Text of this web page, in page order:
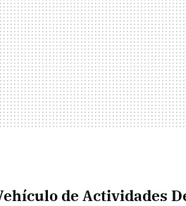
de Actividades